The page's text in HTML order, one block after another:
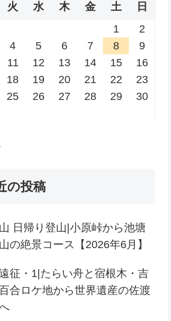
火 水 木 金 土
日
1
2
4 5 6 7 8
9
11 12 13 14 15
16
18 19 20 21 22
23
25 26 27 28 29
30
の投稿
日帰り登山|小原峠から池塘
の絶景コース【2026年6月】
征・1|たらい舟と宿根木・吉
合ロケ地から世界遺産の佐渡